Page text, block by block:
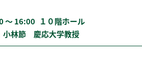
〜 16:00 １０階ホール
小林節 慶応大学教授